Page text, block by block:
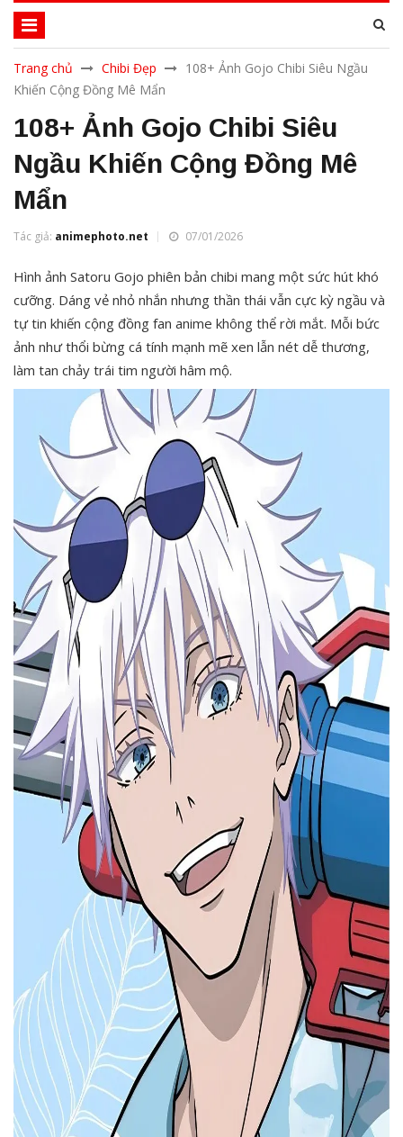
Trang chủ Chibi Đẹp
108+ Ảnh Gojo Chibi Siêu Ngầu
Khiến Cộng Đồng Mê Mẩn
108+ Ảnh Gojo Chibi Siêu
Ngầu Khiến Cộng Đồng Mê
Mẩn
Tác giả: animephoto.net 07/01/2026
Hình ảnh Satoru Gojo phiên bản chibi mang một sức hút khó
cưỡng. Dáng vẻ nhỏ nhắn nhưng thần thái vẫn cực kỳ ngầu và
tự tin khiến cộng đồng fan anime không thể rời mắt. Mỗi bức
ảnh như thổi bừng cá tính mạnh mẽ xen lẫn nét dễ thương,
làm tan chảy trái tim người hâm mộ.